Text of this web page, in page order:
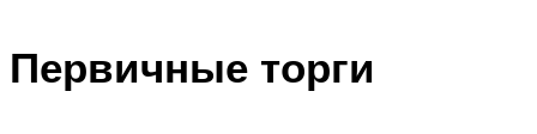
Первичные торги